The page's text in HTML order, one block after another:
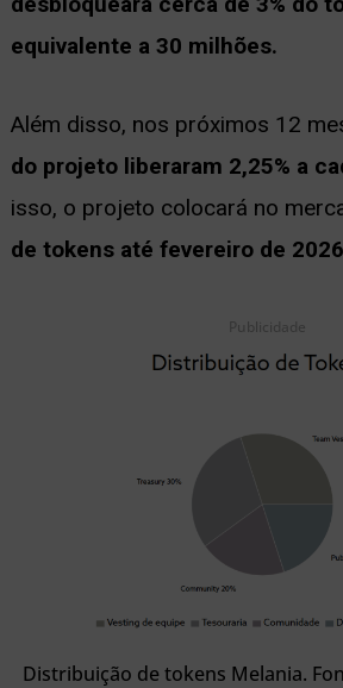
equivalente a 30 milhões.
Além disso, nos próximos 12
do projeto liberaram 2,25% a
isso, o projeto colocará no
de tokens até fevereiro de
Publicidade
Distribuição de tokens Melania.